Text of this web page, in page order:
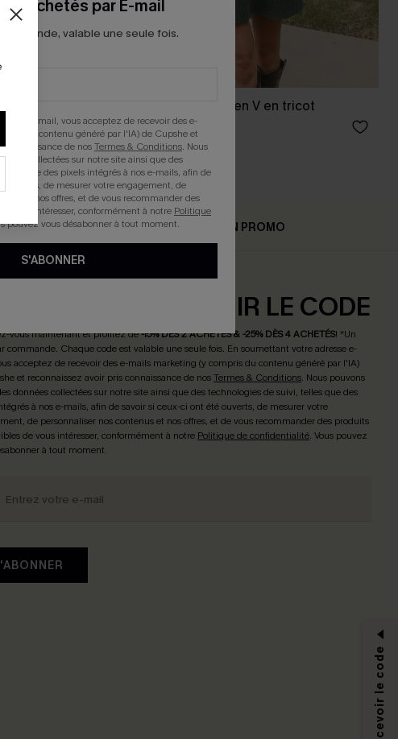
Robe courte à col en V en tricot
43,00 €
ÉCLAIR EN PROMO
ET OBTENIR LE CODE
vous maintenant et profitez de-15% DÈS 2 ACHETÉS & -25% DÈS 4 ACHETÉS! *Un
commande. Chaque code est valable une seule fois. En soumettant votre adresse e-
acceptez de recevoir des e-mails marketing (y compris du contenu généré par l'IA)
et reconnaissez avoir pris connaissance de nosTermes & Conditions. Nous pouvons
données collectées sur notre site ainsi que des technologies de suivi, telles que des
à nos e-mails, afin de savoir si ceux-ci ont été ouverts, de mesurer votre
de personnaliser nos contenus et nos offres, et de vous recommander des produits
de vous intéresser, conformément à notre Politique de confidentialité. Vous pouvez
à tout moment.
2 Achetés par E-mail
valable une seule fois.
e-mail, vous acceptez de recevoir des e-
du contenu généré par l'IA) de Cupshe et
connaissance de nosTermes & Conditions. Nous
collectées sur notre site ainsi que des
telles que des pixels intégrés à nos e-mails, afin de
ouverts, de mesurer votre engagement, de
et nos offres, et de vous recommander des
vous intéresser, conformément à notre Politique
pouvez vous désabonner à tout moment.
S'ABONNER